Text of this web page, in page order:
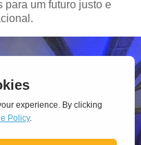
para um futuro justo e